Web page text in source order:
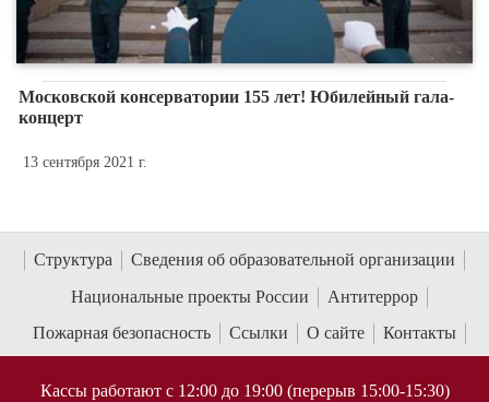
Московской консерватории 155 лет! Юбилейный гала-
концерт
13 сентября 2021 г.
Структура
Сведения об образовательной организации
Национальные проекты России
Антитеррор
Пожарная безопасность
Ссылки О сайте Контакты
Кассы работают с 12:00 до 19:00 (перерыв 15:00-15:30)